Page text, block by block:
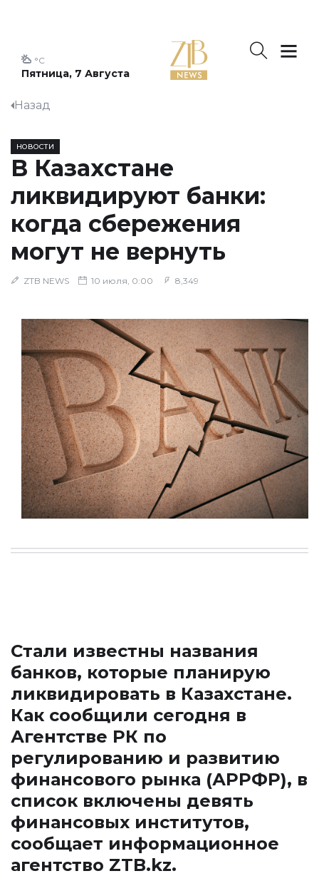
Пятница, 7 Августа
°C
Назад
НОВОСТИ
В Казахстане
ликвидируют банки:
когда сбережения
могут не вернуть
ZTB NEWS 10 июля, 0:00 8,349
Стали известны названия
банков, которые планирую
ликвидировать в Казахстане.
Как сообщили сегодня в
Агентстве РК по
регулированию и развитию
финансового рынка (АРРФР), в
список включены девять
финансовых институтов,
сообщает информационное
агентство ZTB.kz.